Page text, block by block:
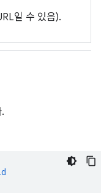
일 수 있음).